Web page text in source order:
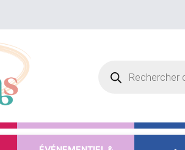
produits